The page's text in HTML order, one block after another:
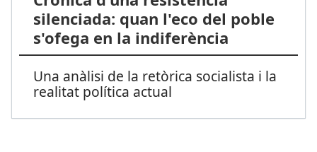
silenciada: quan l'eco del poble
s'ofega en la indiferència
Una anàlisi de la retòrica socialista i la
realitat política actual